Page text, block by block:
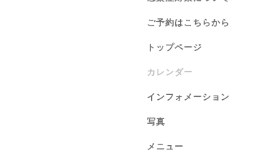
ご予約はこちらから
トップページ
カレンダー
インフォメーション
写真
メニュー